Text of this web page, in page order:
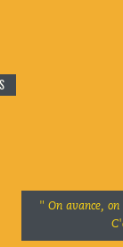
" On avance, on